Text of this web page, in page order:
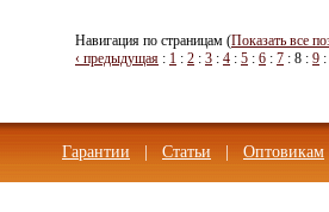
Навигация по страницам (Показать все
‹ предыдущая : 1 : 2 : 3 : 4 : 5 : 6 : 7 : 8 : 9 :
Гарантии Статьи Оптовикам